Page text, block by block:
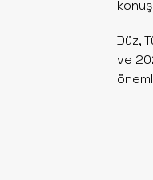
Düz,
ve